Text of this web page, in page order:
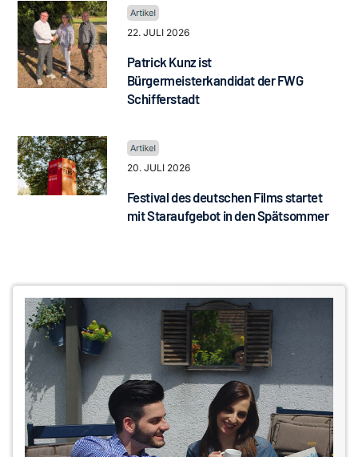
22. JULI 2026
Patrick Kunz ist
Bürgermeisterkandidat der FWG
Schifferstadt
20. JULI 2026
Festival des deutschen Films startet
mit Staraufgebot in den Spätsommer